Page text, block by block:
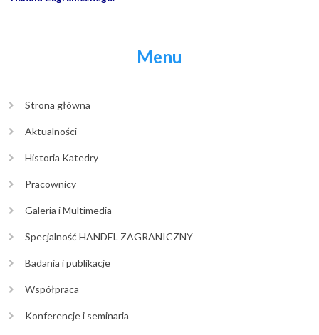
Menu
Strona główna
Aktualności
Historia Katedry
Pracownicy
Galeria i Multimedia
Specjalność HANDEL ZAGRANICZNY
Badania i publikacje
Współpraca
Konferencje i seminaria